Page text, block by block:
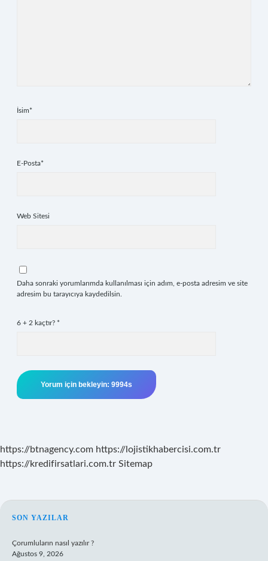
İsim*
E-Posta*
Web Sitesi
Daha sonraki yorumlarımda kullanılması için adım, e-posta adresim ve site
adresim bu tarayıcıya kaydedilsin.
6 + 2 kaçtır? *
https://btnagency.com https://lojistikhabercisi.com.tr
https://kredifirsatlari.com.tr Sitemap
SIDEBAR
SON YAZILAR
Çorumluların nasıl yazılır ?
Ağustos 9, 2026